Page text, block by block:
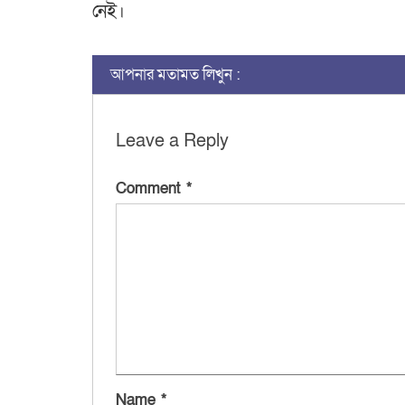
নেই।
আপনার মতামত লিখুন :
Leave a Reply
Comment *
Name *